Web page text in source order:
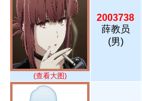
(查看大图)
2003738
薛教员
(男)